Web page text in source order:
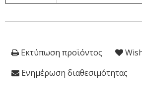
Εκτύπωση προϊόντος
Ενημέρωση διαθεσιμότητας